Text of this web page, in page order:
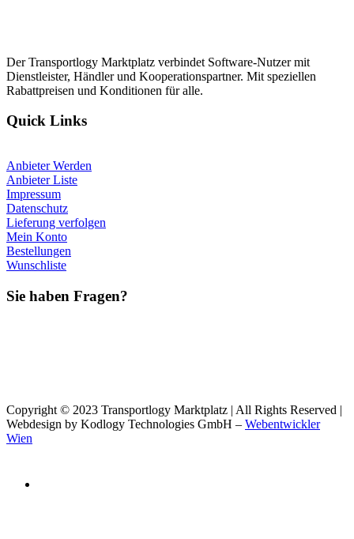
Der Transportlogy Marktplatz verbindet Software-Nutzer mit
Dienstleister, Händler und Kooperationspartner. Mit speziellen
Rabattpreisen und Konditionen für alle.
Quick Links
Anbieter Werden
Anbieter Liste
Impressum
Datenschutz
Lieferung verfolgen
Mein Konto
Bestellungen
Wunschliste
Sie haben Fragen?
Copyright © 2023 Transportlogy Marktplatz | All Rights Reserved |
Webdesign by Kodlogy Technologies GmbH – Webentwickler
Wien